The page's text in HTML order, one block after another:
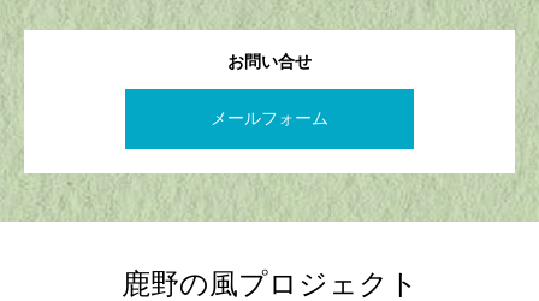
お問い合せ
メールフォーム
鹿野の風プロジェクト